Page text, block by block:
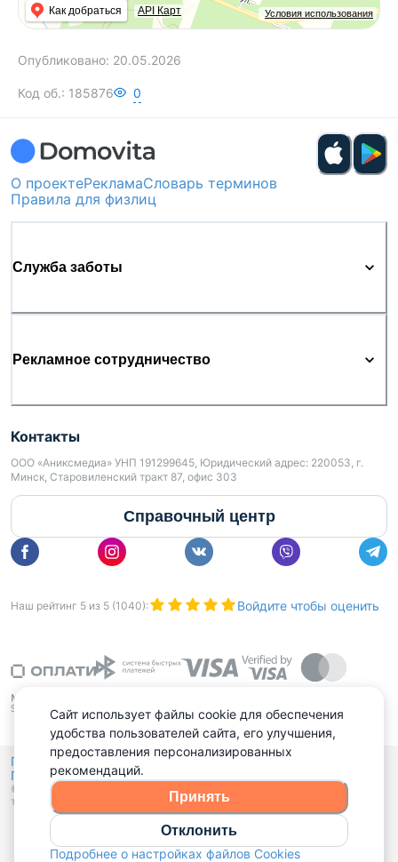
Условия использования
Как добраться API Карт
Опубликовано: 20.05.2026
Код об.: 185876 0
О проектеРекламаСловарь терминов
Правила для физлиц
Служба заботы
Рекламное сотрудничество
Контакты
ООО «Аниксмедиа» УНП 191299645, Юридический адрес: 220053, г.
Минск, Старовиленский тракт 87, офис 303
Справочный центр
Наш рейтинг 5 из 5 (1040): Войдите чтобы оценить
Политика конфиденциальности,
Политика обработки файлов куки
© 2015 - 2026, Domovita.by. Копирование материалов допускается
только при наличии активной ссылки.
Сайт использует файлы cookie для обеспечения
удобства пользователей сайта, его улучшения,
предоставления персонализированных
рекомендаций.
Принять
Отклонить
Подробнее о настройках файлов Cookies